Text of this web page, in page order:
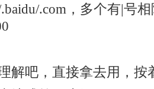
.com，多个有|号
解吧，直接拿去用，按